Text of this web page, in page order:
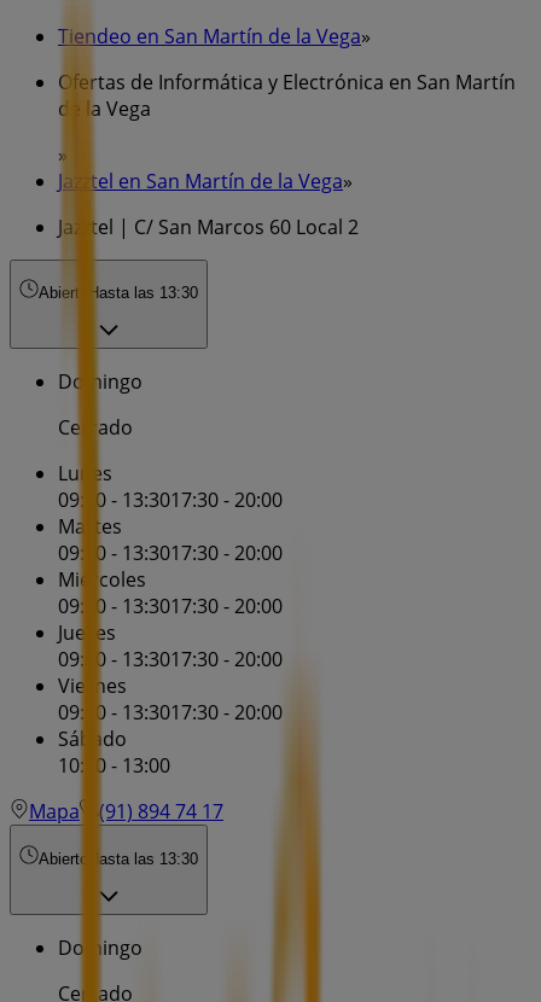
Tiendeo en San Martín de la Vega»
Ofertas de Informática y Electrónica en San Martín
de la Vega
»
Jazztel en San Martín de la Vega»
Jazztel | C/ San Marcos 60 Local 2
Abierto Hasta las 13:30
Domingo
Cerrado
Lunes
09:30 - 13:3017:30 - 20:00
Martes
09:30 - 13:3017:30 - 20:00
Miércoles
09:30 - 13:3017:30 - 20:00
Jueves
09:30 - 13:3017:30 - 20:00
Viernes
09:30 - 13:3017:30 - 20:00
Sábado
10:30 - 13:00
Mapa
(91) 894 74 17
Abierto Hasta las 13:30
Domingo
Cerrado